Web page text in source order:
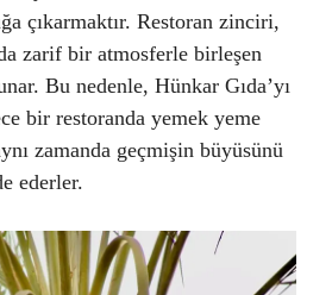
çıkarmaktır. Restoran zinciri,
zarif bir atmosferle birleşen
Bu nedenle, Hünkar Gıda’yı
bir restoranda yemek yeme
zamanda geçmişin büyüsünü
ederler.